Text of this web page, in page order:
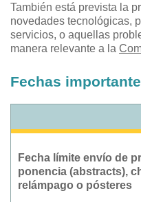
También está prevista la
novedades tecnológicas,
servicios, o aquellas
manera relevante a la
Fechas
Fecha límite envío de
ponencia (abstracts),
relámpago o pósteres